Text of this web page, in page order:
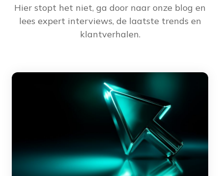
Hier stopt het niet, ga door naar onze blog en
lees expert interviews, de laatste trends en
klantverhalen.